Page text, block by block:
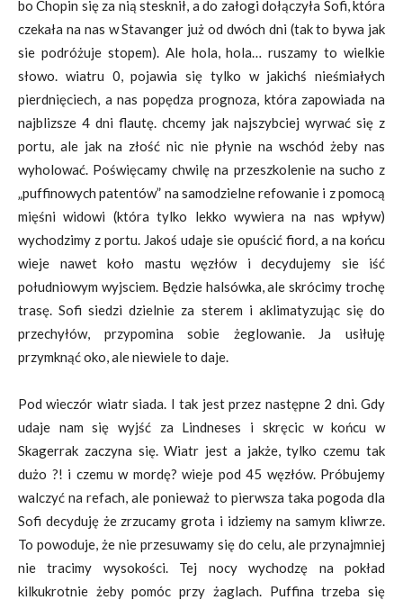
bo Chopin się za nią stesknił, a do załogi dołączyła Sofi, która
czekała na nas w Stavanger już od dwóch dni (tak to bywa jak
sie podróżuje stopem). Ale hola, hola… ruszamy to wielkie
słowo. wiatru 0, pojawia się tylko w jakichś nieśmiałych
pierdnięciech, a nas popędza prognoza, która zapowiada na
najblizsze 4 dni flautę. chcemy jak najszybciej wyrwać się z
portu, ale jak na złość nic nie płynie na wschód żeby nas
wyholować. Poświęcamy chwilę na przeszkolenie na sucho z
„puffinowych patentów” na samodzielne refowanie i z pomocą
mięśni widowi (która tylko lekko wywiera na nas wpływ)
wychodzimy z portu. Jakoś udaje sie opuścić fiord, a na końcu
wieje nawet koło mastu węzłów i decydujemy sie iść
południowym wyjsciem. Będzie halsówka, ale skrócimy trochę
trasę. Sofi siedzi dzielnie za sterem i aklimatyzując się do
przechyłów, przypomina sobie żeglowanie. Ja usiłuję
przymknąć oko, ale niewiele to daje.
Pod wieczór wiatr siada. I tak jest przez następne 2 dni. Gdy
udaje nam się wyjść za Lindneses i skręcic w końcu w
Skagerrak zaczyna się. Wiatr jest a jakże, tylko czemu tak
dużo ?! i czemu w mordę? wieje pod 45 węzłów. Próbujemy
walczyć na refach, ale ponieważ to pierwsza taka pogoda dla
Sofi decyduję że zrzucamy grota i idziemy na samym kliwrze.
To powoduje, że nie przesuwamy się do celu, ale przynajmniej
nie tracimy wysokości. Tej nocy wychodzę na pokład
kilkukrotnie żeby pomóc przy żaglach. Puffina trzeba się